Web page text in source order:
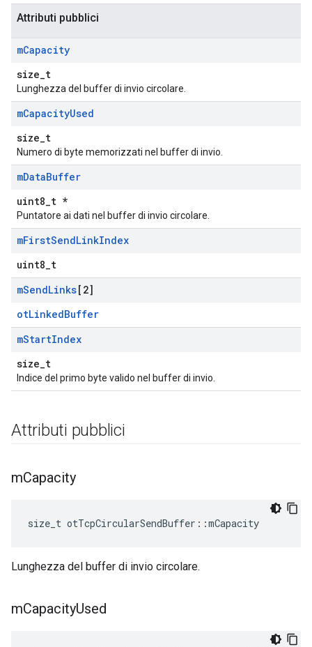
Attributi pubblici
mCapacity
size_t
Lunghezza del buffer di invio circolare.
mCapacityUsed
size_t
Numero di byte memorizzati nel buffer di invio.
mDataBuffer
uint8_t *
Puntatore ai dati nel buffer di invio circolare.
mFirstSendLinkIndex
uint8_t
mSendLinks[2]
otLinkedBuffer
mStartIndex
size_t
Indice del primo byte valido nel buffer di invio.
Attributi pubblici
mCapacity
size_t otTcpCircularSendBuffer ::mCapacity
Lunghezza del buffer di invio circolare.
mCapacityUsed